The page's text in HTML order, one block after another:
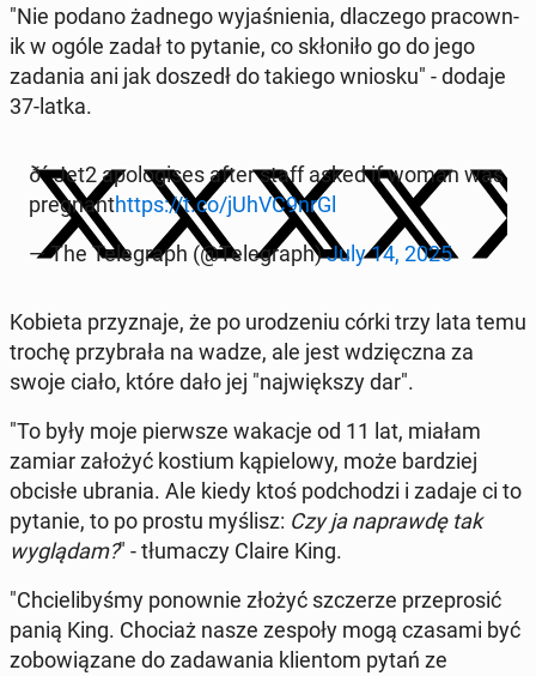
"Nie podano żadnego wy­jaśnienia, dlaczego pra­cown­
ik w ogóle zadał to pytanie, co skłoniło go do jego
zadania ani jak doszedł do takiego wniosku" - dodaje
37-latka.
ð´ Jet2 apol­o­gis­es after staff asked if woman was
preg­nanthttps://t.co/jUhVC9nrGl
— The Tele­graph (@Tele­graph)July 14, 2025
Kobieta przyz­na­je, że po urodze­niu córki trzy lata temu
trochę przy­brała na wadze, ale jest wdz­ięcz­na za
swoje ciało, które dało jej "na­jwięk­szy dar".
"To były moje pier­wsze wakacje od 11 lat, miałam
zamiar założyć kostium kąpielowy, może bardziej
obcisłe ubrania. Ale kiedy ktoś pod­chodzi i zadaje ci to
pytanie, to po prostu myślisz: Czy ja naprawdę tak
wyglą­dam?" - tłu­maczy Claire King.
"Chcielibyśmy ponown­ie złożyć szcz­erze przeprosić
panią King. Chociaż nasze zespoły mogą czasami być
zobow­iązane do zadawa­nia klien­tom pytań ze